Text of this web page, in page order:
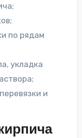
по рядам
укладка
и